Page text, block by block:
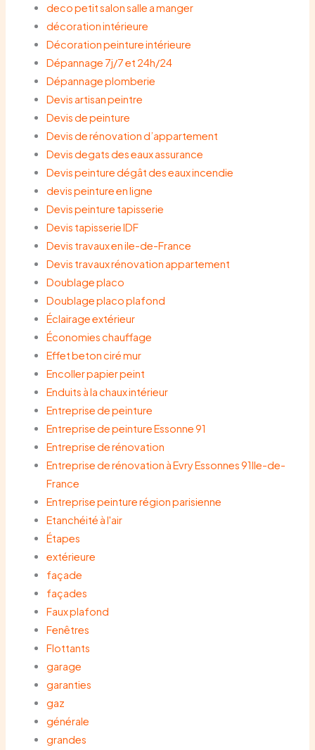
deco petit salon salle a manger
décoration intérieure
Décoration peinture intérieure
Dépannage 7j/7 et 24h/24
Dépannage plomberie
Devis artisan peintre
Devis de peinture
Devis de rénovation d’appartement
Devis degats des eaux assurance
Devis peinture dégât des eaux incendie
devis peinture en ligne
Devis peinture tapisserie
Devis tapisserie IDF
Devis travaux en ile-de-France
Devis travaux rénovation appartement
Doublage placo
Doublage placo plafond
Éclairage extérieur
Économies chauffage
Effet beton ciré mur
Encoller papier peint
Enduits à la chaux intérieur
Entreprise de peinture
Entreprise de peinture Essonne 91
Entreprise de rénovation
Entreprise de rénovation à Evry Essonnes 91Ile-de-
France
Entreprise peinture région parisienne
Etanchéité à l'air
Étapes
extérieure
façade
façades
Faux plafond
Fenêtres
Flottants
garage
garanties
gaz
générale
grandes